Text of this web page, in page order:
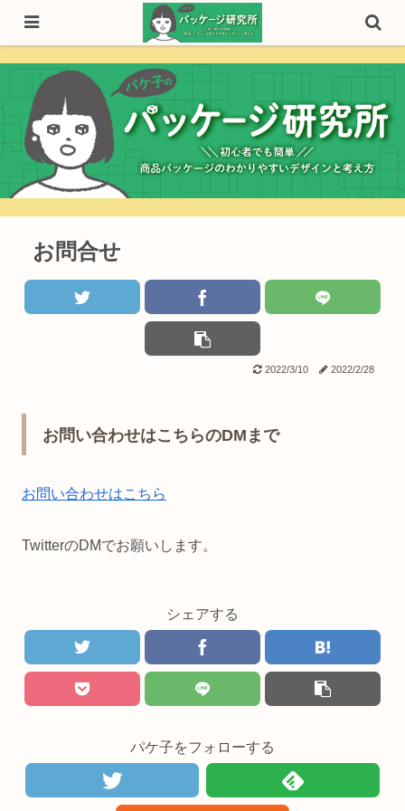
お問合せ
2022/3/10 2022/2/28
お問い合わせはこちらのDMまで
お問い合わせはこちら
TwitterのDMでお願いします。
シェアする
パケ子をフォローする